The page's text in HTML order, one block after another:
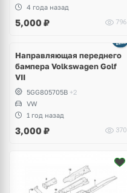
4 года назад
5,000 ₽ 796
Направляющая переднего
бампера Volkswagen Golf
VII
5GG805705B +2
VW
1 год назад
3,000 ₽ 370